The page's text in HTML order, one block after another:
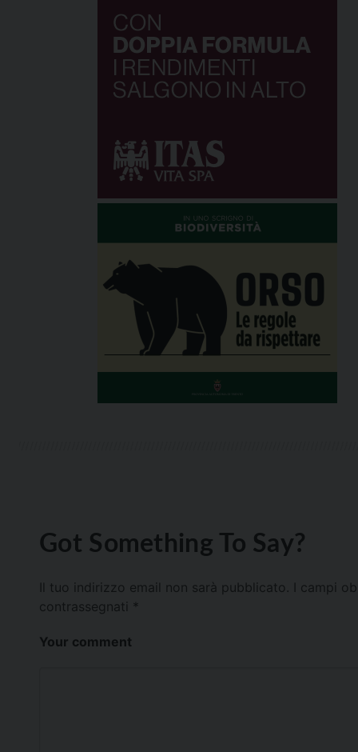
Got Something To Say?
Il tuo indirizzo email non sarà pubblicato.
I campi
contrassegnati *
Your comment